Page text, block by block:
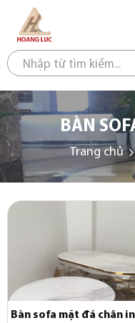
BÀN
Trang chủ
Bàn sofa mặt đá chân